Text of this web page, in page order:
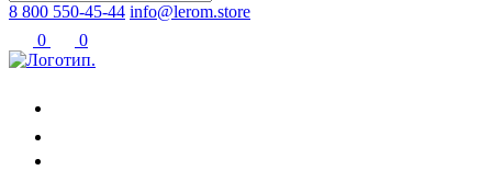
8 800 550-45-44 info@lerom.store
0
0